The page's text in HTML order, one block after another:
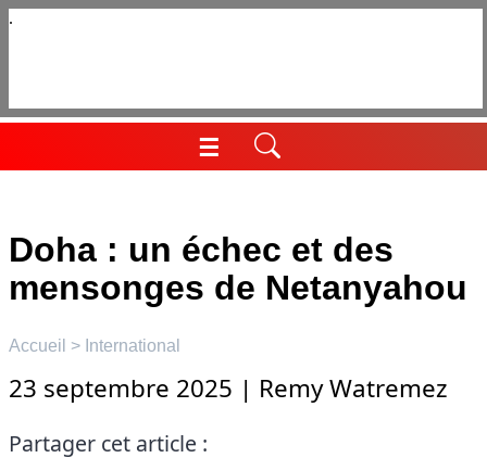
Aller
☰
Menu
Doha : un échec et des
mensonges de Netanyahou
Accueil > International
23 septembre 2025 | Remy Watremez
Partager cet article :